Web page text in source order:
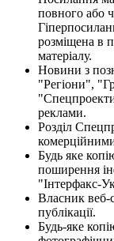
повного або
розміщена в
матеріалу.
Новини з
"Регіони",
реклами.
Розділ
Будь яке
поширення
"Інтерфакс-
Власник веб-
публікації.
Будь-яке